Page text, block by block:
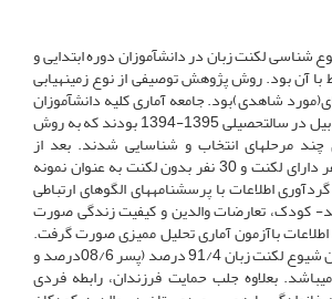
لکنت زبان در دانش­آموزان دوره ابتدایی و
با آن بود. روش پژوهش توصیفی از نوع زمینه­یابی
شاهدی)بود. جامعه آماری کلیه دانش­آموزان
مقطع ابتدایی شهر اردبیل در سال­تحصیلی 1395-­1394 بودند که به روش
مرحله­ای انتخاب و شناسایی شدند. بعد از
شناسایی تعداد 30 نفر دارای لکنت و 30 نفر بدون لکنت به عنوان نمونه
اطلاعات با پرسشنامه­های الگوهای ارتباطی
کودک، تعارضات والدین و کیفیت زندگی صورت
باآزمون آماری تحلیل ممیزی صورت گرفت.
یافته­ها نشان داد میزان شیوع لکنت زبان 91/4 درصد (پسر 08/6درصد و
می­باشد. بعلاوه جلب حمایت فرزندان، رابطه فردی